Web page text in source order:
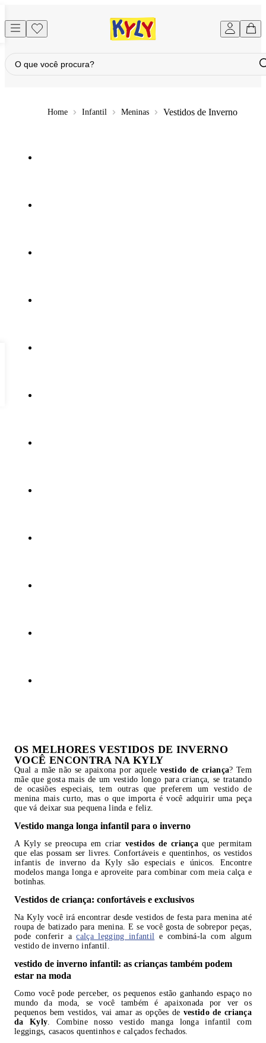
Infantil Meninas Vestidos de Inverno
OS MELHORES VESTIDOS DE INVERNO
VOCÊ ENCONTRA NA KYLY
Qual a mãe não se apaixona por aquelevestido de criança? Tem
mãe que gosta mais de um vestido longo para criança, se tratando
de ocasiões especiais, tem outras que preferem um vestido de
menina mais curto, mas o que importa é você adquirir uma peça
que vá deixar sua pequena linda e feliz.
Vestido manga longa infantil para o inverno
A Kyly se preocupa em criarvestidos de criançaque permitam
que elas possam ser livres. Confortáveis e quentinhos, os vestidos
infantis de inverno da Kyly são especiais e únicos. Encontre
modelos manga longa e aproveite para combinar com meia calça e
botinhas.
Vestidos de criança: confortáveis e exclusivos
Na Kyly você irá encontrar desde vestidos de festa para menina até
roupa de batizado para menina. E se você gosta de sobrepor peças,
pode conferir acalça legging infantil
e combiná-la com algum
vestido de inverno infantil.
vestido de inverno infantil: as crianças também podem
estar na moda
Como você pode perceber, os pequenos estão ganhando espaço no
mundo da moda, se você também é apaixonada por ver os
pequenos bem vestidos, vai amar as opções de vestido de criança
da Kyly . Combine nosso vestido manga longa infantil com
leggings, casacos quentinhos e calçados fechados.